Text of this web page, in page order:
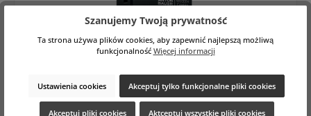
Szanujemy Twoją prywatność
Ta strona używa plików cookies, aby zapewnić najlepszą możliwą
funkcjonalność Więcej informacji
Ustawienia cookies Akceptuj tylko funkcjonalne pliki cookies
Akceptuj pliki cookies Aktceptuj wszystkie pliki cookies